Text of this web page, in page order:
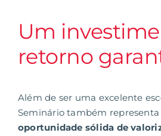
Um
retorno
Além de ser uma excelente
Seminário também
oportunidade sólida de